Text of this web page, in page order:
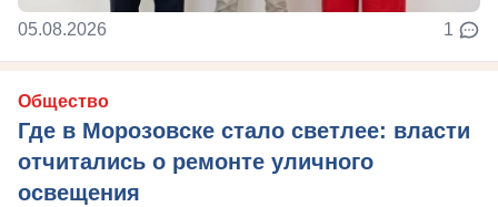
05.08.2026 1
Общество
Где в Морозовске стало светлее: власти
отчитались о ремонте уличного
освещения